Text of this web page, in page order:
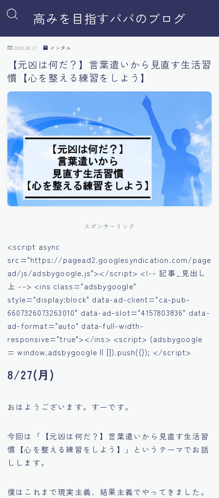
高みを目指すパパのブログ
2020.08.27 メンタル
【元凶は何だ？】言葉遣いから見直す生活習
慣【心を整える練習をしよう】
スポンサーリンク
<script async
src="https://pagead2.googlesyndication.com/page
ad/js/adsbygoogle.js"></script> <!-- 記事_見出し
上 --> <ins class="adsbygoogle"
style="display:block" data-ad-client="ca-pub-
6607326073263010" data-ad-slot="4157803836" data-
ad-format="auto" data-full-width-
responsive="true"></ins> <script> (adsbygoogle
= window.adsbygoogle || []).push({}); </script>
8/27(月)
おはようございます。すーです。
今回は「【元凶は何だ？】言葉遣いから見直す生活習
慣【心を整える練習をしよう】」というテーマでお話
しします。
僕はこれまで現実主義、結果主義でやってきました。